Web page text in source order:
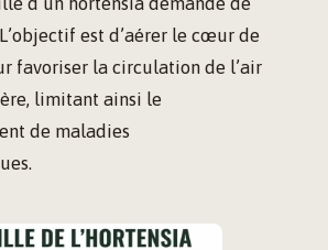
est d’aérer le cœur de
favoriser la circulation de l’air
limitant ainsi le
de maladies